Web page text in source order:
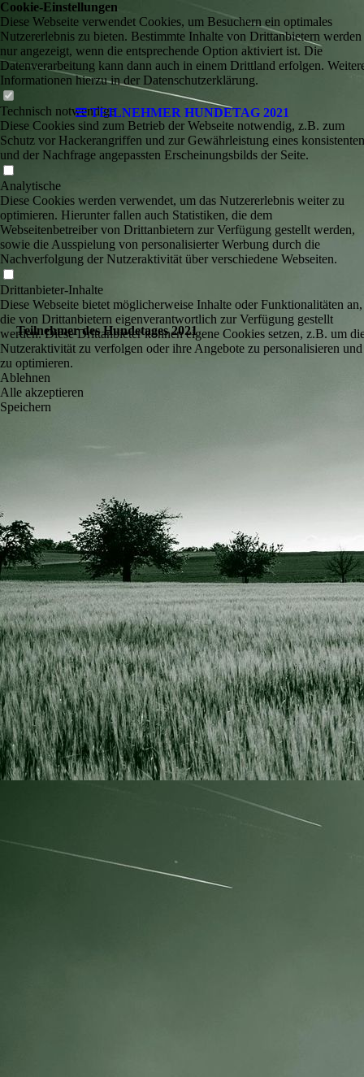
TEILNEHMER HUNDETAG 2021
Teilnehmer des Hundetages 2021
Cookie-Einstellungen
Diese Webseite verwendet Cookies, um Besuchern ein optimales
Nutzererlebnis zu bieten. Bestimmte Inhalte von Drittanbietern werden
nur angezeigt, wenn die entsprechende Option aktiviert ist. Die
Datenverarbeitung kann dann auch in einem Drittland erfolgen.
Informationen hierzu in der Datenschutzerklärung.
Technisch notwendige
Diese Cookies sind zum Betrieb der Webseite notwendig, z.B. zum
Schutz vor Hackerangriffen und zur Gewährleistung eines konsistenten
und der Nachfrage angepassten Erscheinungsbilds der Seite.
Analytische
Diese Cookies werden verwendet, um das Nutzererlebnis weiter zu
optimieren. Hierunter fallen auch Statistiken, die dem
Webseitenbetreiber von Drittanbietern zur Verfügung gestellt werden,
sowie die Ausspielung von personalisierter Werbung durch die
Nachverfolgung der Nutzeraktivität über verschiedene Webseiten.
Drittanbieter-Inhalte
Diese Webseite bietet möglicherweise Inhalte oder Funktionalitäten an,
die von Drittanbietern eigenverantwortlich zur Verfügung gestellt
werden. Diese Drittanbieter können eigene Cookies setzen, z.B. um
Nutzeraktivität zu verfolgen oder ihre Angebote zu personalisieren und
zu optimieren.
Ablehnen
Alle akzeptieren
Speichern